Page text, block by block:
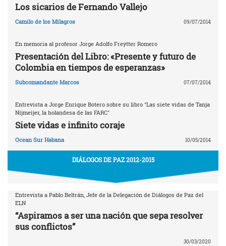
Los sicarios de Fernando Vallejo
Camilo de los Milagros 09/07/2014
En memoria al profesor Jorge Adolfo Freytter Romero
Presentación del Libro: «Presente y futuro de
Colombia en tiempos de esperanzas»
Subcomandante Marcos 07/07/2014
Entrevista a Jorge Enrique Botero sobre su libro "Las siete vidas de Tanja
Nijmeijer, la holandesa de las FARC"
Siete vidas e infinito coraje
Ocean Sur Habana 10/05/2014
DIÁLOGOS DE PAZ 2012-2015
Entrevista a Pablo Beltrán, Jefe de la Delegación de Diálogos de Paz del
ELN
“Aspiramos a ser una nación que sepa resolver
sus conflictos”
30/03/2020